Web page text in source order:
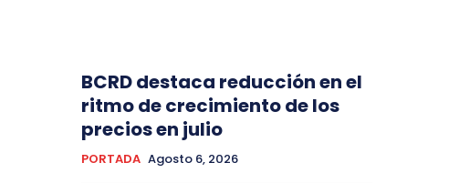
BCRD destaca reducción en el
ritmo de crecimiento de los
precios en julio
PORTADA Agosto 6, 2026